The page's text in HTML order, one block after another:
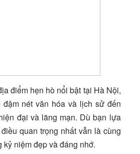
điểm hẹn hò nổi bật tại Hà Nội,
nét văn hóa và lịch sử đến
đại và lãng mạn. Dù bạn lựa
quan trọng nhất vẫn là cùng
kỷ niệm đẹp và đáng nhớ.